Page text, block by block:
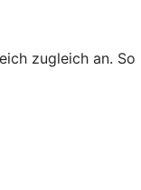
zugleich an.